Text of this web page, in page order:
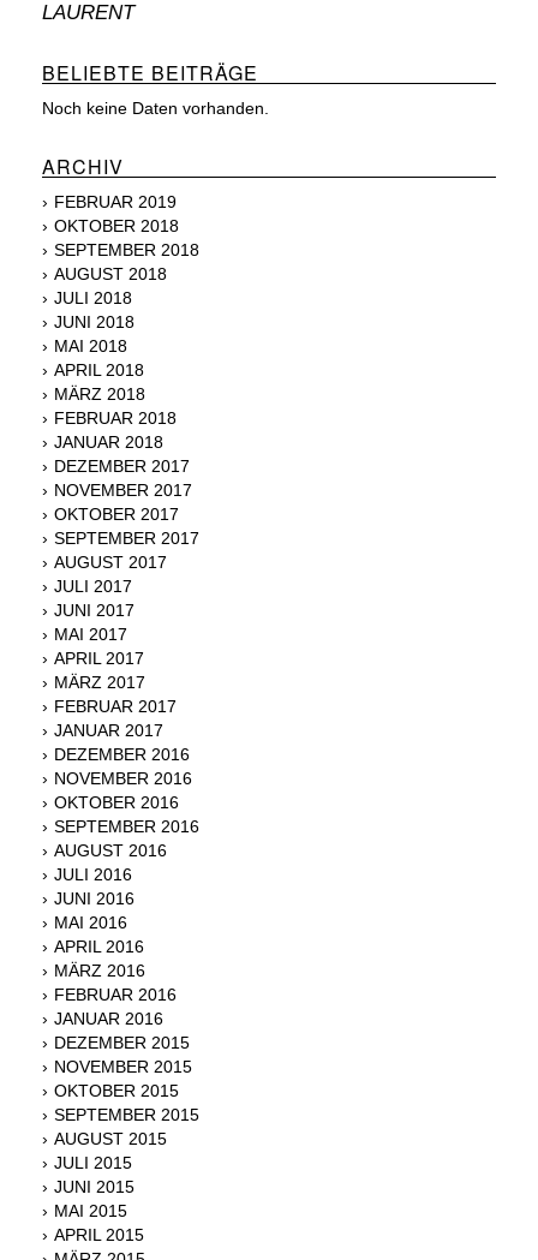
LAURENT
BELIEBTE BEITRÄGE
Noch keine Daten vorhanden.
ARCHIV
FEBRUAR 2019
OKTOBER 2018
SEPTEMBER 2018
AUGUST 2018
JULI 2018
JUNI 2018
MAI 2018
APRIL 2018
MÄRZ 2018
FEBRUAR 2018
JANUAR 2018
DEZEMBER 2017
NOVEMBER 2017
OKTOBER 2017
SEPTEMBER 2017
AUGUST 2017
JULI 2017
JUNI 2017
MAI 2017
APRIL 2017
MÄRZ 2017
FEBRUAR 2017
JANUAR 2017
DEZEMBER 2016
NOVEMBER 2016
OKTOBER 2016
SEPTEMBER 2016
AUGUST 2016
JULI 2016
JUNI 2016
MAI 2016
APRIL 2016
MÄRZ 2016
FEBRUAR 2016
JANUAR 2016
DEZEMBER 2015
NOVEMBER 2015
OKTOBER 2015
SEPTEMBER 2015
AUGUST 2015
JULI 2015
JUNI 2015
MAI 2015
APRIL 2015